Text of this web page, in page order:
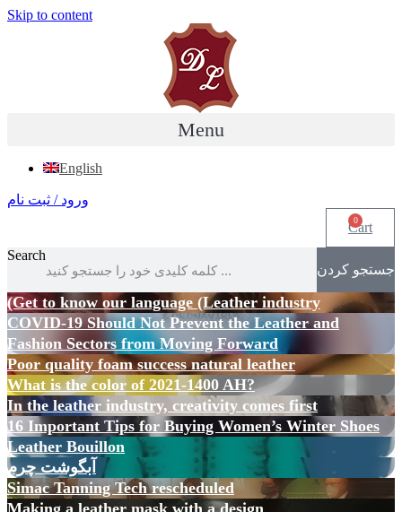
Skip to content
Menu
English
ورود / ثبت نام
0
Cart
Search
جستجو کردن
(Get to know our language (Leather industry
COVID-19 Should Not Prevent the Leather and
Fashion Sectors from Moving Forward
Poor quality foam success natural leather
What is the color of 2021-1400 AH?
In the leather industry, creativity comes first
16 Important Tips for Buying Women’s Winter Shoes
Leather Bouillon
آبگوشت چرم
Simac Tanning Tech rescheduled
Making a leather mask with a design